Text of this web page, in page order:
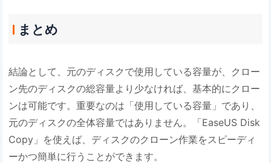
まとめ
結論として、元のディスクで使用している容量が、クロー
ン先のディスクの総容量より少なければ、基本的にクロー
ンは可能です。重要なのは「使用している容量」であり、
元のディスクの全体容量ではありません。「EaseUS Disk
Copy」を使えば、ディスクのクローン作業をスピーディ
ーかつ簡単に行うことができます。